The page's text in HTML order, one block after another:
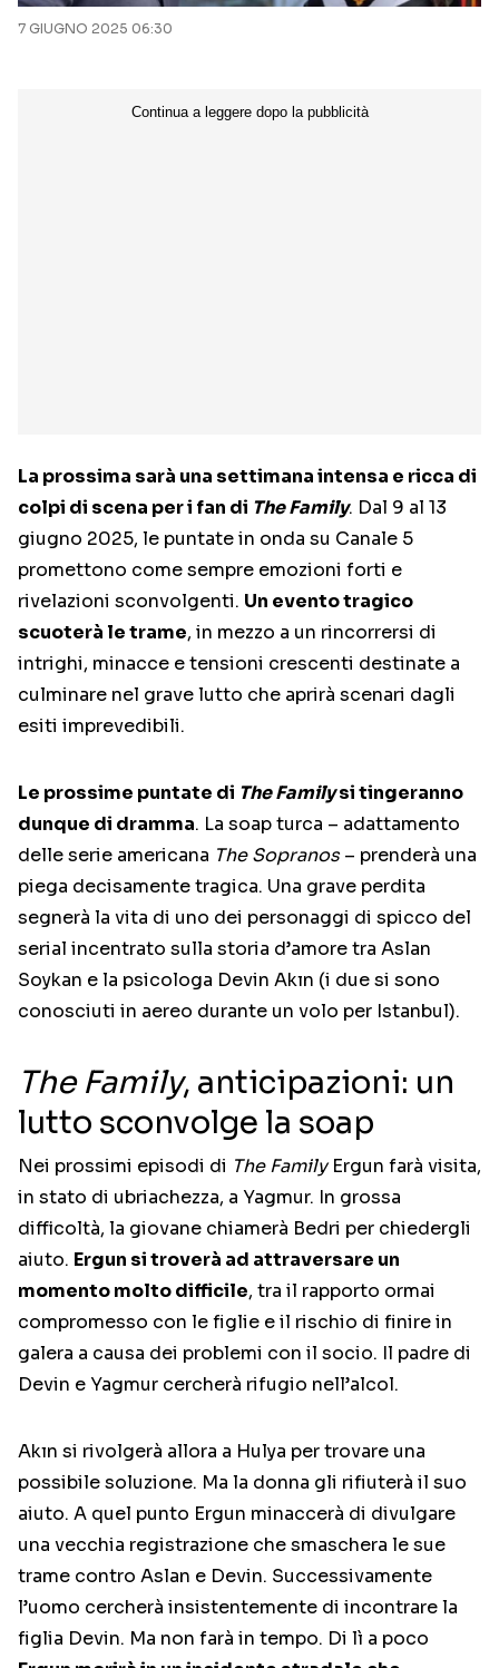
7 GIUGNO 2025 06:30
La prossima sarà una settimana intensa e ricca di
colpi di scena per i fan di The Family. Dal 9 al 13
giugno 2025, le puntate in onda su Canale 5
promettono come sempre emozioni forti e
rivelazioni sconvolgenti. Un evento tragico
scuoterà le trame, in mezzo a un rincorrersi di
intrighi, minacce e tensioni crescenti destinate a
culminare nel grave lutto che aprirà scenari dagli
esiti imprevedibili.
Le prossime puntate di The Familysi tingeranno
dunque di dramma. La soap turca – adattamento
delle serie americana The Sopranos– prenderà una
piega decisamente tragica. Una grave perdita
segnerà la vita di uno dei personaggi di spicco del
serial incentrato sulla storia d’amore tra Aslan
Soykan e la psicologa Devin Akın (i due si sono
conosciuti in aereo durante un volo per Istanbul).
The Family, anticipazioni: un
lutto sconvolge la soap
Nei prossimi episodi di The FamilyErgun farà visita,
in stato di ubriachezza, a Yagmur. In grossa
difficoltà, la giovane chiamerà Bedri per chiedergli
aiuto. Ergun si troverà ad attraversare un
momento molto difficile, tra il rapporto ormai
compromesso con le figlie e il rischio di finire in
galera a causa dei problemi con il socio. Il padre di
Devin e Yagmur cercherà rifugio nell’alcol.
Akın si rivolgerà allora a Hulya per trovare una
possibile soluzione. Ma la donna gli rifiuterà il suo
aiuto. A quel punto Ergun minaccerà di divulgare
una vecchia registrazione che smaschera le sue
trame contro Aslan e Devin. Successivamente
l’uomo cercherà insistentemente di incontrare la
figlia Devin. Ma non farà in tempo. Di lì a poco